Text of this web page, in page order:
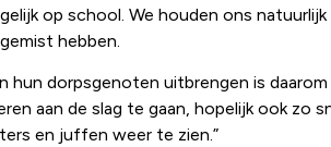
op school. We houden ons
hebben.
dorpsgenoten uitbrengen is
aan de slag te gaan, hopelijk ook zo
en juffen weer te zien.”